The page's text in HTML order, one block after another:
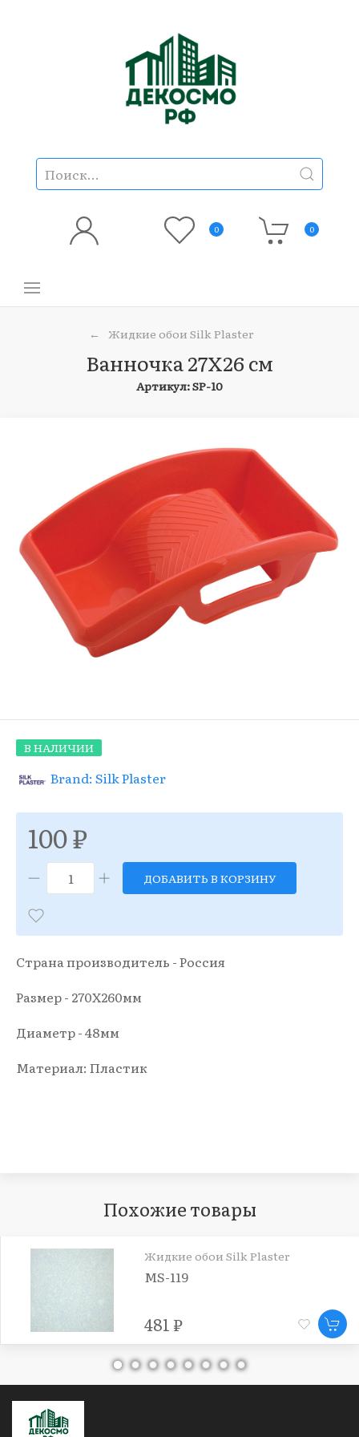
0 0
Жидкие обои Silk Plaster
Ванночка 27Х26 см
Артикул: SP-10
В НАЛИЧИИ
Brand: Silk Plaster
100 ₽
ДОБАВИТЬ В КОРЗИНУ
Страна производитель - Россия
Размер - 270X260мм
Диаметр - 48мм
Материал: Пластик
Похожие товары
Жидкие обои Silk Plaster
MS-119
481 ₽